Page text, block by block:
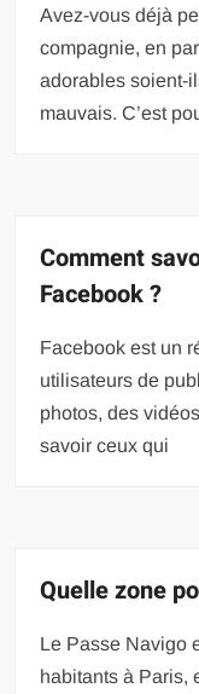
Avez-vous déjà
compagnie, en
adorables soient-
mauvais. C’est
Comment
Facebook ?
Facebook est un
utilisateurs de
photos, des
savoir ceux qui
Quelle zone
Le Passe Navigo
habitants à Paris,